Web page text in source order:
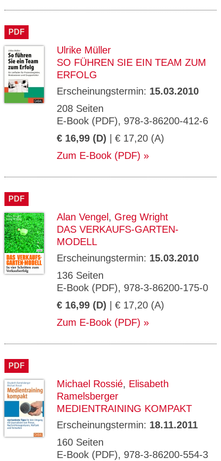
PDF
Ulrike Müller
SO FÜHREN SIE EIN TEAM ZUM
ERFOLG
Erscheinungstermin: 15.03.2010
208 Seiten
E-Book (PDF), 978-3-86200-412-6
€ 16,99 (D) | € 17,20 (A)
Zum E-Book (PDF)
PDF
Alan Vengel , Greg Wright
DAS VERKAUFS-GARTEN-
MODELL
Erscheinungstermin: 15.03.2010
136 Seiten
E-Book (PDF), 978-3-86200-175-0
€ 16,99 (D) | € 17,20 (A)
Zum E-Book (PDF)
PDF
Michael Rossié, Elisabeth
Ramelsberger
MEDIENTRAINING KOMPAKT
Erscheinungstermin: 18.11.2011
160 Seiten
E-Book (PDF), 978-3-86200-554-3